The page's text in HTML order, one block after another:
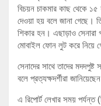
বিচয়ন চাকমার কাছ থেকে ১৫
দেওয়া হয় বলে জানা গেছে।
শিকার হন। এছাড়াও সেনারা
মোবাইল ফোন লুট করে নিয়ে
সেনাদের সাথে তাদের
বলে প্রত্যক্ষদর্শীরা
এ রিপোর্ট লেখার সময়